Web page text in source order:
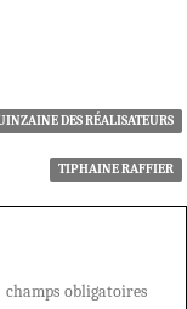
DES RÉALISATEURS
TIPHAINE RAFFIER
champs obligatoires